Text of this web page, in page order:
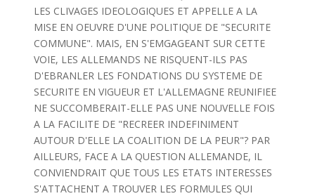
LES CLIVAGES IDEOLOGIQUES ET APPELLE A LA
MISE EN OEUVRE D'UNE POLITIQUE DE "SECURITE
COMMUNE". MAIS, EN S'EMGAGEANT SUR CETTE
VOIE, LES ALLEMANDS NE RISQUENT-ILS PAS
D'EBRANLER LES FONDATIONS DU SYSTEME DE
SECURITE EN VIGUEUR ET L'ALLEMAGNE REUNIFIEE
NE SUCCOMBERAIT-ELLE PAS UNE NOUVELLE FOIS
A LA FACILITE DE "RECREER INDEFINIMENT
AUTOUR D'ELLE LA COALITION DE LA PEUR"? PAR
AILLEURS, FACE A LA QUESTION ALLEMANDE, IL
CONVIENDRAIT QUE TOUS LES ETATS INTERESSES
S'ATTACHENT A TROUVER LES FORMULES QUI